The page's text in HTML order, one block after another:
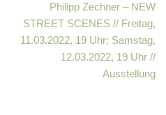
Philipp Zechner – NEW
STREET SCENES // Freitag,
11.03.2022, 19 Uhr; Samstag,
12.03.2022, 19 Uhr //
Ausstellung